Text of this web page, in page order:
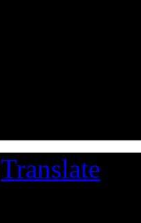
Translate